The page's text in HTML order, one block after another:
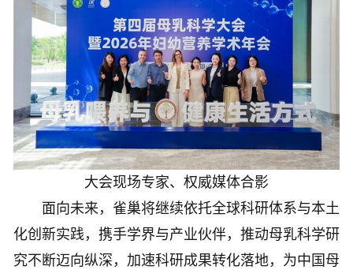
大会现场专家、权威媒体合影
面向未来，雀巢将继续依托全球科研体系与本土
化创新实践，携手学界与产业伙伴，推动母乳科学研
究不断迈向纵深，加速科研成果转化落地，为中国母